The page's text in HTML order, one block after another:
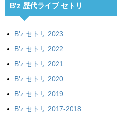
B'z 歴代ライブ セトリ
B'z セトリ 2023
B'z セトリ 2022
B'z セトリ 2021
B'z セトリ 2020
B'z セトリ 2019
B'z セトリ 2017-2018